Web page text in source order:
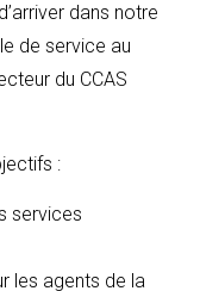
dans notre
de service au
du CCAS
:
services
les agents de la